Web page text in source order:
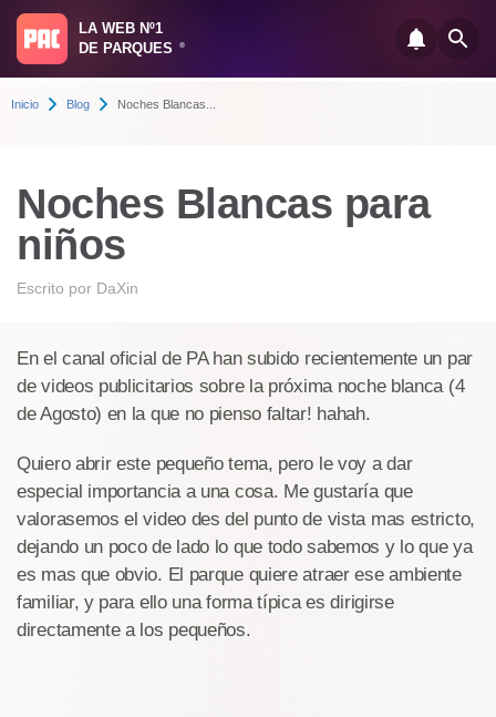
LA WEB Nº1
DE PARQUES
®
Inicio Blog Noches Blancas...
Noches Blancas para
niños
Escrito por DaXin
En el canal oficial de PA han subido recientemente un par
de videos publicitarios sobre la próxima noche blanca (4
de Agosto) en la que no pienso faltar! hahah.
Quiero abrir este pequeño tema, pero le voy a dar
especial importancia a una cosa. Me gustaría que
valorasemos el video des del punto de vista mas estricto,
dejando un poco de lado lo que todo sabemos y lo que ya
es mas que obvio. El parque quiere atraer ese ambiente
familiar, y para ello una forma típica es dirigirse
directamente a los pequeños.